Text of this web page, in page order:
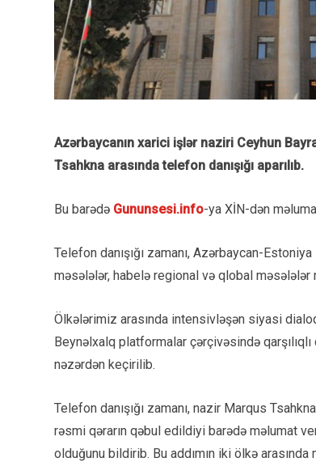
Azərbaycanın xarici işlər naziri Ceyhun
Tsahkna arasında telefon danışığı aparılıb.
Bu barədə Gununsesi.info-ya XİN-dən
Telefon danışığı zamanı, Azərbaycan-
məsələlər, habelə regional və qlobal məsələlər
Ölkələrimiz arasında intensivləşən siyasi
Beynəlxalq platformalar çərçivəsində
nəzərdən keçirilib.
Telefon danışığı zamanı, nazir Marqus
rəsmi qərarın qəbul edildiyi barədə məlumat
olduğunu bildirib. Bu addımın iki ölkə